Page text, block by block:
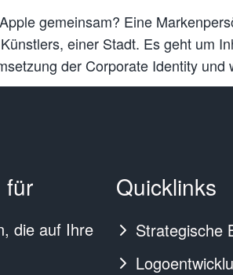
gemeinsam? Eine
einer Stadt. Es geht um
der Corporate Identity
für
die auf Ihre
Quicklinks
Strategische